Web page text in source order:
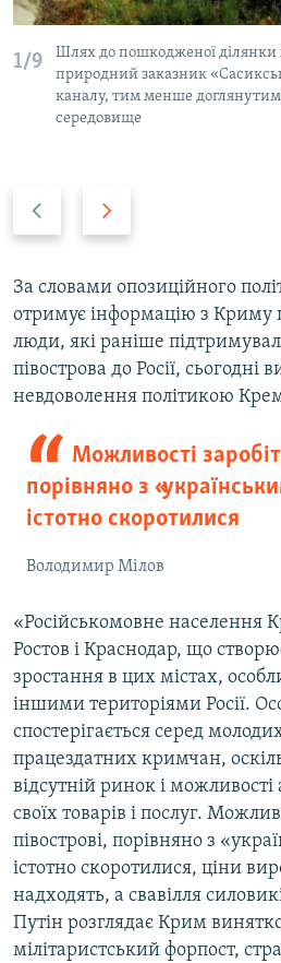
1/9
Шлях до пошкодженої ділянки
природний заказник
каналу, тим менше
середовище
v
i
o
u
s
t
s
l
i
d
За словами опозиційного
отримує інформацію з Криму
люди, які раніше
півострова до Росії, сьогодні
невдоволення політикою
Можливості
порівняно з
істотно скоротилися
Володимир Мілов
«Російськомовне населення
Ростов і Краснодар, що
зростання в цих містах,
іншими територіями Росії.
спостерігається серед
працездатних кримчан,
відсутній ринок і можливості
своїх товарів і послуг.
півострові, порівняно з
істотно скоротилися, ціни
надходять, а свавілля
Путін розглядає Крим
мілітаристський форпост,